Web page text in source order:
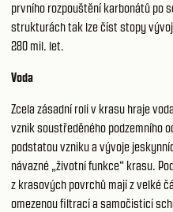
prvního rozpouštění karbonátů po
strukturách tak lze číst stopy
280 mil. let.
Voda
Zcela zásadní roli v krasu hraje
vznik soustředěného podzemního
podstatou vzniku a vývoje
návazné „životní funkce“ krasu.
z krasových povrchů mají z velké
omezenou filtrací a samočisticí